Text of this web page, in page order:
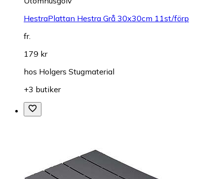
HestraPlattan Hestra Grå 30x30cm 11st/förp
fr.
179 kr
hos Holgers Stugmaterial
+3 butiker